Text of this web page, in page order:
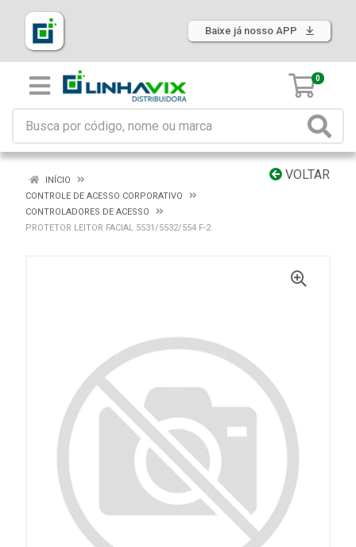
Baixe já nosso APP
0
VOLTAR
INÍCIO
CONTROLE DE ACESSO CORPORATIVO
CONTROLADORES DE ACESSO
PROTETOR LEITOR FACIAL 5531/5532/554 F-2